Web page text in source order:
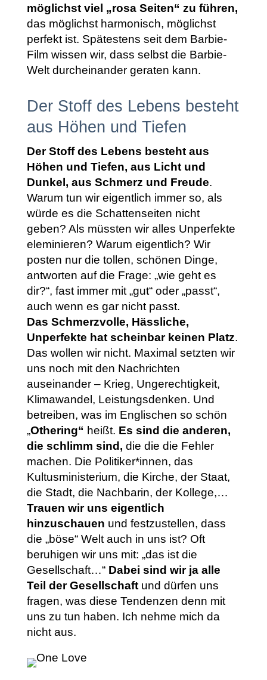
möglichst viel „rosa Seiten“ zu führen,
das möglichst harmonisch, möglichst
perfekt ist. Spätestens seit dem Barbie-
Film wissen wir, dass selbst die Barbie-
Welt durcheinander geraten kann.
Der Stoff des Lebens besteht
aus Höhen und Tiefen
Der Stoff des Lebens besteht aus
Höhen und Tiefen, aus Licht und
Dunkel, aus Schmerz und Freude.
Warum tun wir eigentlich immer so, als
würde es die Schattenseiten nicht
geben? Als müssten wir alles Unperfekte
eleminieren? Warum eigentlich? Wir
posten nur die tollen, schönen Dinge,
antworten auf die Frage: „wie geht es
dir?“, fast immer mit „gut“ oder „passt“,
auch wenn es gar nicht passt.
Das Schmerzvolle, Hässliche,
Unperfekte hat scheinbar keinen Platz.
Das wollen wir nicht. Maximal setzten wir
uns noch mit den Nachrichten
auseinander – Krieg, Ungerechtigkeit,
Klimawandel, Leistungsdenken. Und
betreiben, was im Englischen so schön
„Othering“ heißt. Es sind die anderen,
die schlimm sind, die die die Fehler
machen. Die Politiker*innen, das
Kultusministerium, die Kirche, der Staat,
die Stadt, die Nachbarin, der Kollege,…
Trauen wir uns eigentlich
hinzuschauen und festzustellen, dass
die „böse“ Welt auch in uns ist? Oft
beruhigen wir uns mit: „das ist die
Gesellschaft…“ Dabei sind wir ja alle
Teil der Gesellschaftund dürfen uns
fragen, was diese Tendenzen denn mit
uns zu tun haben. Ich nehme mich da
nicht aus.